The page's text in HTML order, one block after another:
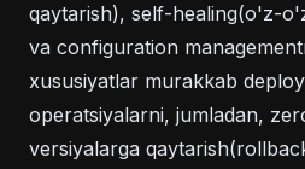
qaytarish), self-healing(o'z-
va configuration
xususiyatlar murakkab
operatsiyalarni, jumladan,
versiyalarga